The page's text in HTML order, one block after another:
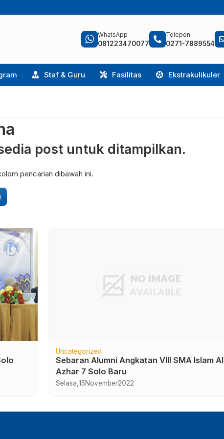
WhatsApp
081223470077
Telepon
0271-7889554
Staf & Guru Fasilitas Ekstrakulikuler
post untuk ditampilkan.
pencarian dibawah ini.
Uncategorized
Sebaran Alumni Angkatan VIII SMA Islam Al
Azhar 7 Solo Baru
Selasa, 15November2022